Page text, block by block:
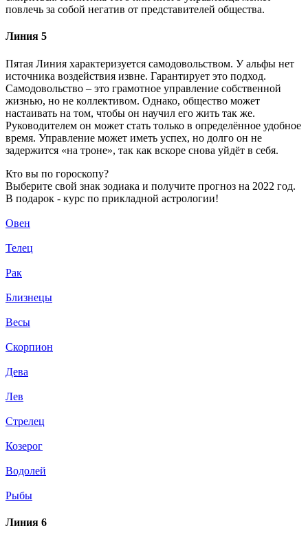
повлечь за собой негатив от представителей общества.
Линия 5
Пятая Линия характеризуется самодовольством. У альфы нет
источника воздействия извне. Гарантирует это подход.
Самодовольство – это грамотное управление собственной
жизнью, но не коллективом. Однако, общество может
настаивать на том, чтобы он научил его жить так же.
Руководителем он может стать только в определённое удобное
время. Управление может иметь успех, но долго он не
задержится «на троне», так как вскоре снова уйдёт в себя.
Кто вы по гороскопу?
Выберите свой знак зодиака и получите прогноз на 2022 год.
В подарок - курс по прикладной астрологии!
Овен
Телец
Рак
Близнецы
Весы
Скорпион
Дева
Лев
Стрелец
Козерог
Водолей
Рыбы
Линия 6